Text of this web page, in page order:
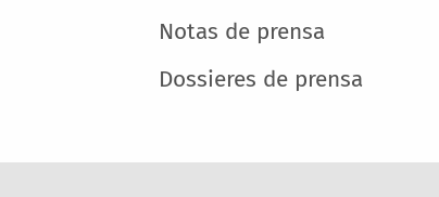
Notas de prensa
Dossieres de prensa